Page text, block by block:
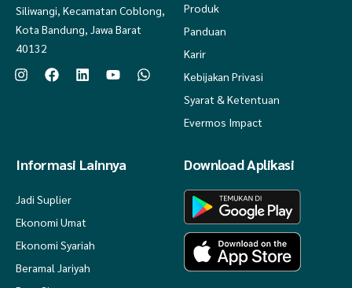
Siliwangi, Kecamatan Coblong,
Kota Bandung, Jawa Barat
40132
Produk
Panduan
Karir
Kebijakan Privasi
Syarat & Ketentuan
Evermos Impact
Informasi Lainnya
Jadi Suplier
Ekonomi Umat
Ekonomi Syariah
Beramal Jariyah
Download Aplikasi